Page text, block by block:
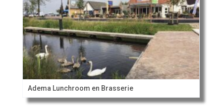
Adema Lunchroom en Brasserie